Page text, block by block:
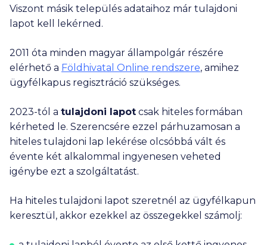
Viszont másik település adataihoz már tulajdoni
lapot kell lekérned.
2011 óta minden magyar állampolgár részére
elérhető a Földhivatal Online rendszere, amihez
ügyfélkapus regisztráció szükséges.
2023-tól a tulajdoni lapot csak hiteles formában
kérheted le. Szerencsére ezzel párhuzamosan a
hiteles tulajdoni lap lekérése olcsóbbá vált és
évente két alkalommal ingyenesen veheted
igénybe ezt a szolgáltatást.
Ha hiteles tulajdoni lapot szeretnél az ügyfélkapun
keresztül, akkor ezekkel az összegekkel számolj: